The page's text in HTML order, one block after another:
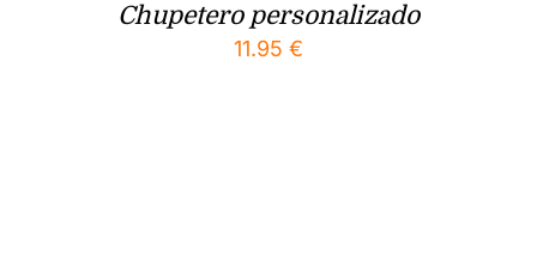
Chupetero personalizado
11.95 €